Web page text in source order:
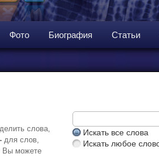
Фото Биография Статьи
слова,
- для слов,
Вы можете
Искать все слова
Искать любое